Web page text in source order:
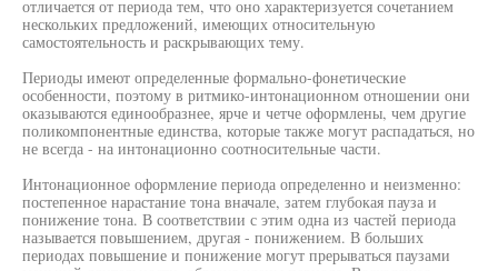
отличается от периода тем, что оно характеризуется сочетанием
нескольких предложений, имеющих относительную
самостоятельность и раскрывающих тему.
Периоды имеют определенные формально-фонетические
особенности, поэтому в ритмико-интонационном отношении они
оказываются единообразнее, ярче и четче оформлены, чем другие
поликомпонентные единства, которые также могут распадаться, но
не всегда - на интонационно соотносительные части.
Интонационное оформление периода определенно и неизменно:
постепенное нарастание тона вначале, затем глубокая пауза и
понижение тона. В соответствии с этим одна из частей периода
называется повышением, другая - понижением. В больших
периодах повышение и понижение могут прерываться паузами